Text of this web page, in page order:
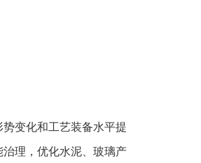
变化和工艺装备水平提
理，优化水泥、玻璃产